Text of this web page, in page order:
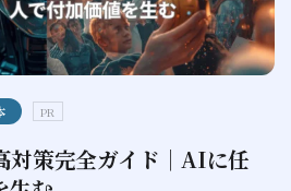
PR
対策完全ガイド｜AIに任